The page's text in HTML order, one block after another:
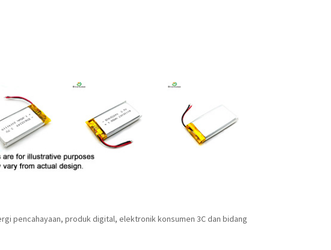
pencahayaan, produk digital, elektronik konsumen 3C dan bidang